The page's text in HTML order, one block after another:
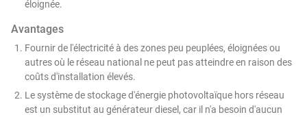
éloignée.
Avantages
Fournir de l'électricité à des zones peu peuplées, éloignées ou
autres où le réseau national ne peut pas atteindre en raison des
coûts d'installation élevés.
Le système de stockage d'énergie photovoltaïque hors réseau
est un substitut au générateur diesel, car il n'a besoin d'aucun